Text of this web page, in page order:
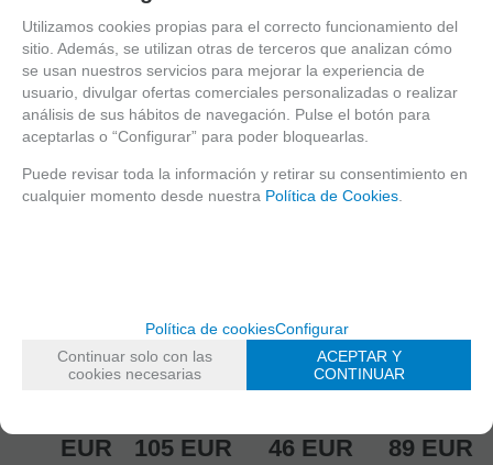
Hasta 1000
usuarios.
EUR
Lector
biométrico
huella + tarjeta
RFID125 para
105 EUR
CONECTAR
CONTROLADORA
DE CONTROL
46 EUR
Minicontrolador
de dos
89 EUR
Utilizamos cookies propias para el correcto funcionamiento del
sitio. Además, se utilizan otras de terceros que analizan cómo
se usan nuestros servicios para mejorar la experiencia de
usuario, divulgar ofertas comerciales personalizadas o realizar
análisis de sus hábitos de navegación. Pulse el botón para
aceptarlas o “Configurar” para poder bloquearlas.
Puede revisar toda la información y retirar su consentimiento en
cualquier momento desde nuestra Política de Cookies
Política de cookiesConfigurar
Continuar solo con las
cookies necesarias
ACEPTAR Y
CONTINUAR